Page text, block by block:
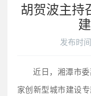
胡贺波主持
发布时
近日，湘潭市
家创新型城市建设